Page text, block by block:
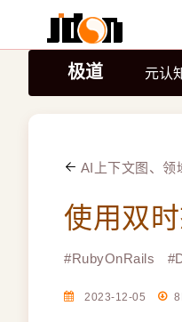
极道 元认
AI上下文图、领
使用双
#RubyOnRails #
2023-12-05